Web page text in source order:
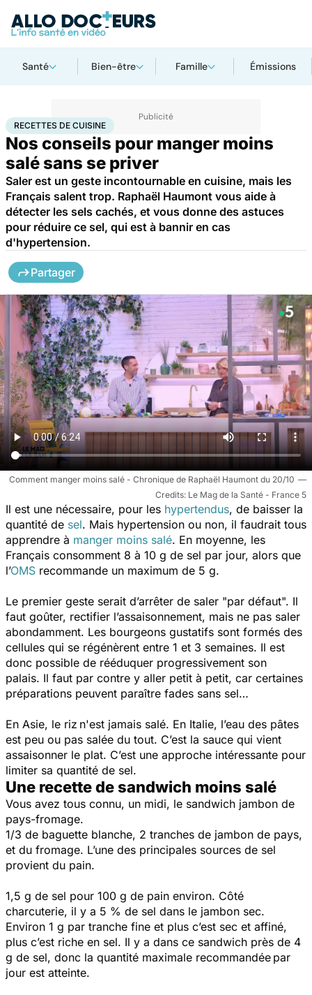
Santé Bien-être Famille Émissions
AccueilBien-êtreNutrition Recettes de cuisine
RECETTES DE CUISINE
Nos conseils pour manger moins
salé sans se priver
Saler est un geste incontournable en cuisine, mais les
Français salent trop. Raphaël Haumont vous aide à
détecter les sels cachés, et vous donne des astuces
pour réduire ce sel, qui est à bannir en cas
d'hypertension.
Partager
Comment manger moins salé - Chronique de Raphaël Haumont du 20/10
Le Mag de la Santé - France 5
Il est une nécessaire, pour les hypertendus, de baisser la
quantité de sel. Mais hypertension ou non, il faudrait tous
apprendre à manger moins salé. En moyenne, les
Français consomment 8 à 10 g de sel par jour, alors que
l’OMS recommande un maximum de 5 g.
Le premier geste serait d’arrêter de saler "par défaut". Il
faut goûter, rectifier l’assaisonnement, mais ne pas saler
abondamment. Les bourgeons gustatifs sont formés des
cellules qui se régénèrent entre 1 et 3 semaines. Il est
donc possible de rééduquer progressivement son
palais. Il faut par contre y aller petit à petit, car certaines
préparations peuvent paraître fades sans sel…
En Asie, le riz n'est jamais salé. En Italie, l’eau des pâtes
est peu ou pas salée du tout. C’est la sauce qui vient
assaisonner le plat. C’est une approche intéressante pour
limiter sa quantité de sel.
Une recette de sandwich moins salé
Vous avez tous connu, un midi, le sandwich jambon de
pays-fromage.
1/3 de baguette blanche, 2 tranches de jambon de pays,
et du fromage. L’une des principales sources de sel
provient du pain.
1,5 g de sel pour 100 g de pain environ. Côté
charcuterie, il y a 5 % de sel dans le jambon sec.
Environ 1 g par tranche fine et plus c’est sec et affiné,
plus c’est riche en sel. Il y a dans ce sandwich près de 4
g de sel, donc la quantité maximale recommandée par
jour est atteinte.